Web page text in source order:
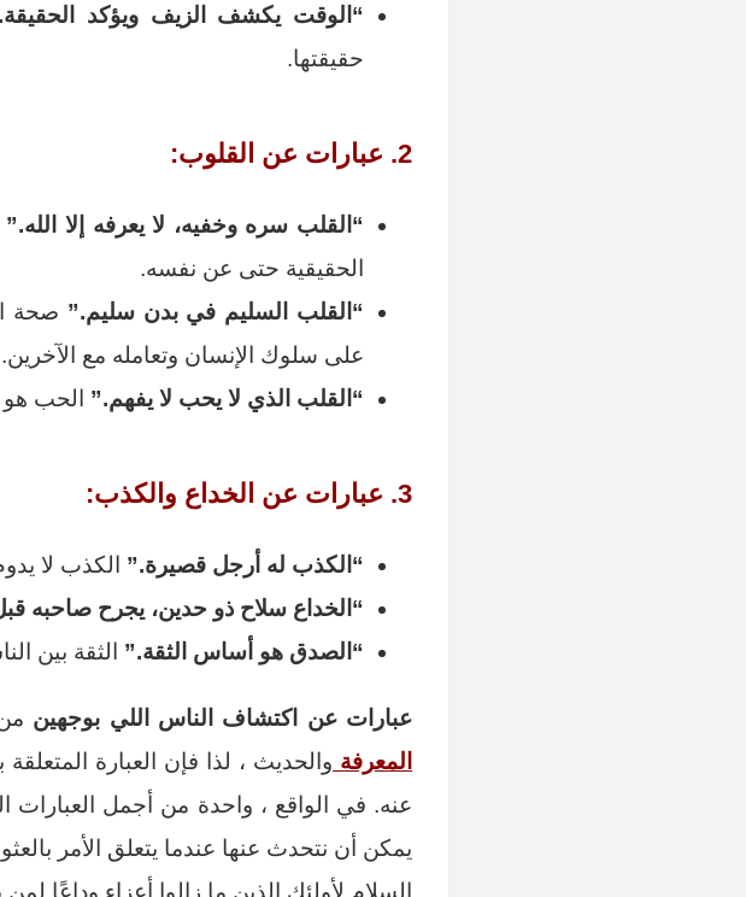
“الوقت يكشف الزيف ويؤكد
حقيقتها.
2. عبارات عن القلوب:
“القلب سره وخفيه، لا يعرفه إلا الله.”
الحقيقية حتى عن نفسه.
“القلب السليم في بدن سليم.” صحة
على سلوك الإنسان وتعامله مع الآخرين.
“القلب الذي لا يحب لا يفهم.” الحب هو
3. عبارات عن الخداع والكذب:
“الكذب له أرجل قصيرة.” الكذب لا
“الخداع سلاح ذو حدين، يجرح صاحبه
“الصدق هو أساس الثقة.” الثقة بين
عبارات عن اكتشاف الناس اللي بوجهين
المعرفة والحديث ، لذا فإن العبارة
عنه. في الواقع ، واحدة من أجمل
يمكن أن نتحدث عنها عندما يتعلق الأمر
السلام لأولئك الذين ما زالوا أعزاء وداعًا